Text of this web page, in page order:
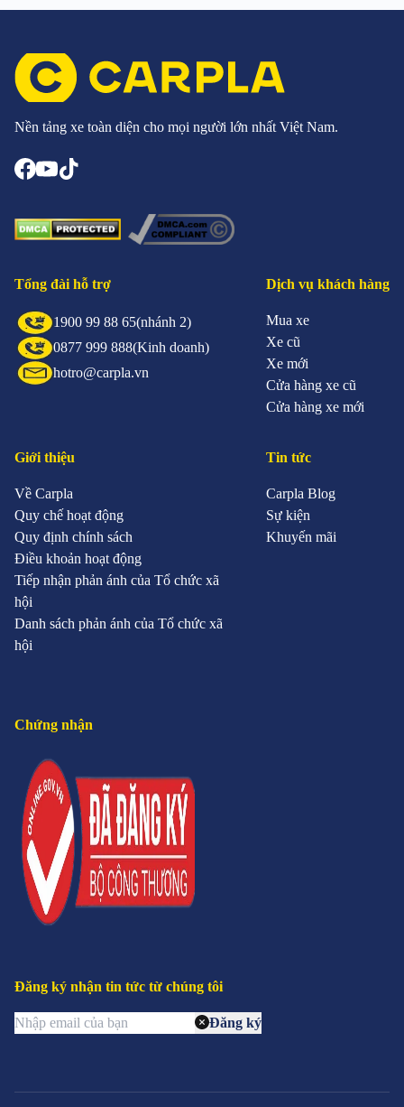
Nền tảng xe toàn diện cho mọi người lớn nhất Việt Nam.
Tổng đài hỗ trợ
1900 99 88 65(nhánh 2)
0877 999 888(Kinh doanh)
hotro@carpla.vn
Dịch vụ khách hàng
Mua xe
Xe cũ
Xe mới
Cửa hàng xe cũ
Cửa hàng xe mới
Giới thiệu
Về Carpla
Quy chế hoạt động
Quy định chính sách
Điều khoản hoạt động
Tiếp nhận phản ánh của Tổ chức xã
hội
Danh sách phản ánh của Tổ chức xã
hội
Tin tức
Carpla Blog
Sự kiện
Khuyến mãi
Chứng nhận
Đăng ký nhận tin tức từ chúng tôi
Đăng ký